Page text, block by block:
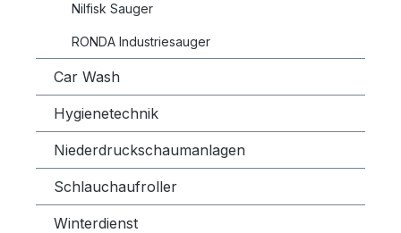
Nilfisk Sauger
RONDA Industriesauger
Car Wash
Hygienetechnik
Niederdruckschaumanlagen
Schlauchaufroller
Winterdienst